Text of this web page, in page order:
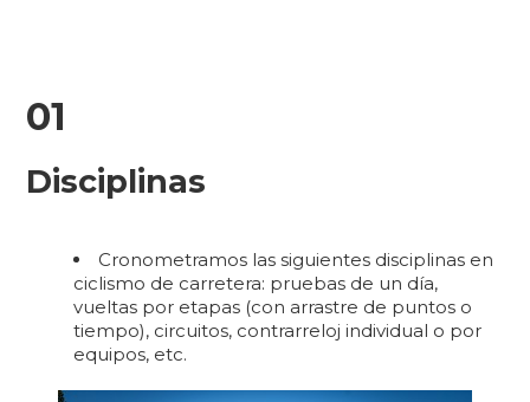
01
Disciplinas
Cronometramos las siguientes disciplinas en
ciclismo de carretera: pruebas de un día,
vueltas por etapas (con arrastre de puntos o
tiempo), circuitos, contrarreloj individual o por
equipos, etc.